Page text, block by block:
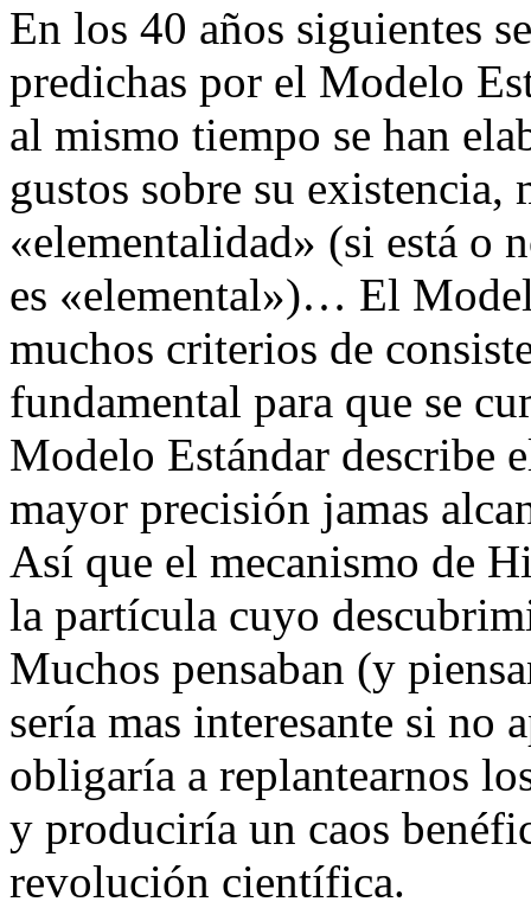
En los 40 años siguientes
predichas por el Modelo
al mismo tiempo se han
gustos sobre su
«elementalidad» (si está o
es «elemental»)… El
muchos criterios de
fundamental para que se
Modelo Estándar describe
mayor precisión jamas
Así que el mecanismo de
la partícula cuyo
Muchos pensaban (y
sería mas interesante si no
obligaría a replantearnos
y produciría un caos
revolución científica.